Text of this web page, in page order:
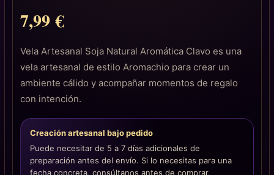
7,99€
Vela Artesanal Soja Natural Aromática Clavo es una
vela artesanal de estilo Aromachio para crear un
ambiente cálido y acompañar momentos de regalo
con intención.
Creación artesanal bajo pedido
Puede necesitar de 5 a 7 días adicionales de
preparación antes del envío. Si lo necesitas para una
fecha concreta, consúltanos antes de comprar.